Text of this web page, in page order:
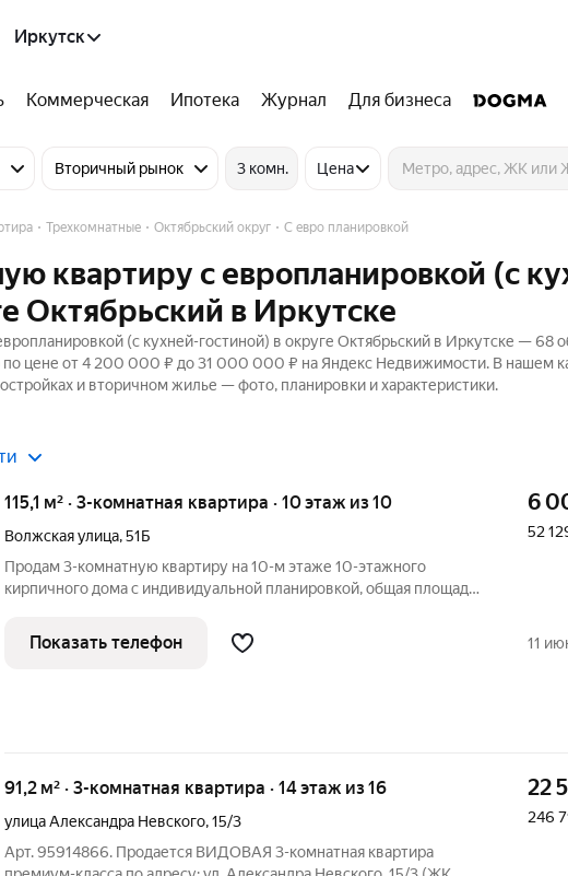
Иркутск
Коммерческая Ипотека Журнал Для бизнеса
Вторичный рынок 3 комн. Цена
Трехкомнатные Октябрьский округ С евро планировкой
квартиру с европланировкой (с
Октябрьский в Иркутске
(с кухней-гостиной) в округе Октябрьский в Иркутске — 68
по цене от 4 200 000 ₽ до 31 000 000 ₽ на Яндекс Недвижимости. В нашем
и вторичном жилье — фото, планировки и характеристики.
115,1 м² · 3-комнатная квартира · 10 этаж из 10
Волжская улица,51Б
Продам 3-комнатную квартиру на 10-м этаже 10-этажного
кирпичного дома с индивидуальной планировкой, общая площадь
продуманной индивидуальной планировкой. Общая площадь 115,1
м. Дом кирпичный,
6
52
Показать телефон 11
91,2 м² · 3-комнатная квартира · 14 этаж из 16
улица Александра Невского,15/3
Арт. 95914866. Продается ВИДОВАЯ 3-комнатная квартира
22
246